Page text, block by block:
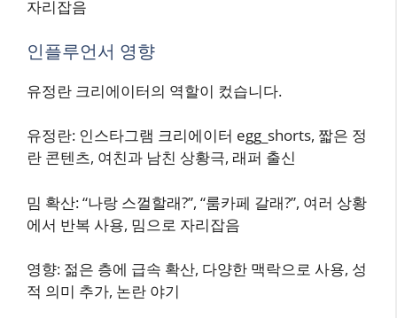
자리잡음
인플루언서 영향
유정란 크리에이터의 역할이 컸습니다.
유정란: 인스타그램 크리에이터 egg_shorts, 짧은 정
란 콘텐츠, 여친과 남친 상황극, 래퍼 출신
밈 확산: “나랑 스껄할래?”, “룸카페 갈래?”, 여러 상황
에서 반복 사용, 밈으로 자리잡음
영향: 젊은 층에 급속 확산, 다양한 맥락으로 사용, 성
적 의미 추가, 논란 야기